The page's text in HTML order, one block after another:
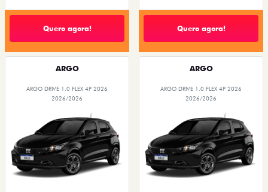
Quero agora! Quero agora!
ARGO
ARGO DRIVE 1.0 FLEX 4P 2026
2026/2026
ARGO
ARGO DRIVE 1.0 FLEX 4P 2026
2026/2026